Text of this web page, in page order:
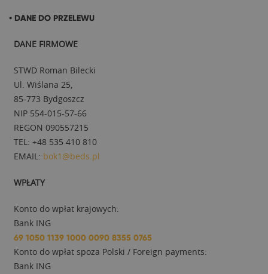
• DANE DO PRZELEWU
DANE FIRMOWE
STWD Roman Bilecki
Ul. Wiślana 25,
85-773 Bydgoszcz
NIP 554-015-57-66
REGON 090557215
TEL: +48 535 410 810
EMAIL: bok1@beds.pl
WPŁATY
Konto do wpłat krajowych:
Bank ING
69 1050 1139 1000 0090 8355 0765
Konto do wpłat spoza Polski / Foreign payments:
Bank ING